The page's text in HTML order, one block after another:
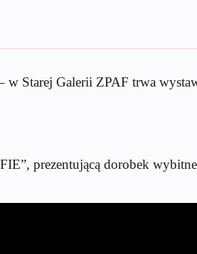
Starej Galerii ZPAF trwa
prezentującą dorobek